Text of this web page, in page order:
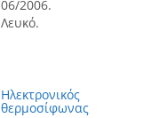
06/2006.
Λευκό.
Hλεκτρονικός
θερμοσίφωνας